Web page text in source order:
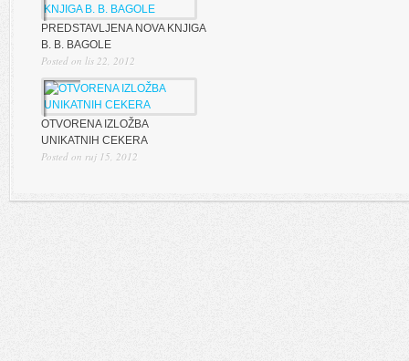
PREDSTAVLJENA NOVA KNJIGA
B. B. BAGOLE
Posted on lis 22, 2012
OTVORENA IZLOŽBA
UNIKATNIH CEKERA
Posted on ruj 15, 2012